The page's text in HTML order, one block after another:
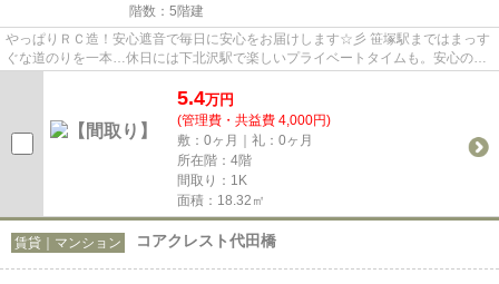
階数：5階建
やっぱりＲＣ造！安心遮音で毎日に安心をお届けします☆彡 笹塚駅まではまっす
ぐな道のりを一本…休日には下北沢駅で楽しいプライベートタイムも。安心のマ
ンションライフを叶えながらも...
5.4万円
(管理費・共益費 4,000円)
敷：0ヶ月｜礼：0ヶ月
所在階：4階
間取り：1K
面積：18.32㎡
賃貸｜マンション コアクレスト代田橋